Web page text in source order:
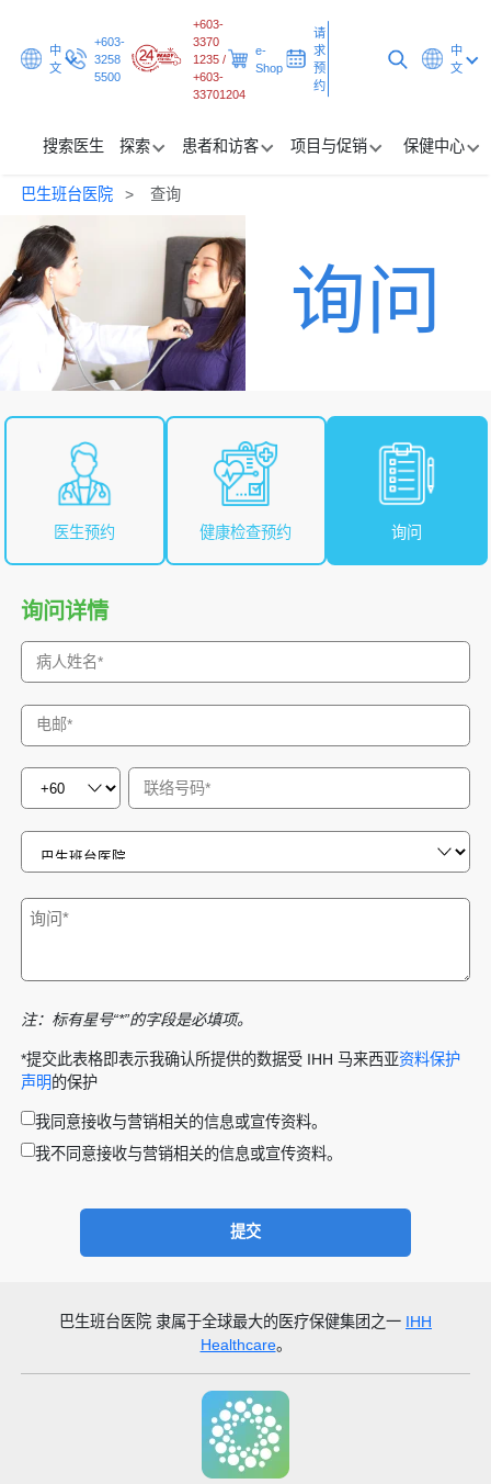
中
文
+603-
3258
5500
+603-
3370
1235 /
+603-
33701204
e-
Shop
请
求
预
约
中
文
搜索医生 探索 患者和访客 项目与促销 保健中心
探索
患者和访客
项目与促销
请求预约
巴生班台医院 查询
询问
医生预约 健康检查预约 询问
询问详情
注：标有星号“*”的字段是必填项。
*提交此表格即表示我确认所提供的数据受 IHH 马来西亚资料保护
声明的保护
我同意接收与营销相关的信息或宣传资料。
我不同意接收与营销相关的信息或宣传资料。
提交
巴生班台医院 隶属于全球最大的医疗保健集团之一 IHH
Healthcare。